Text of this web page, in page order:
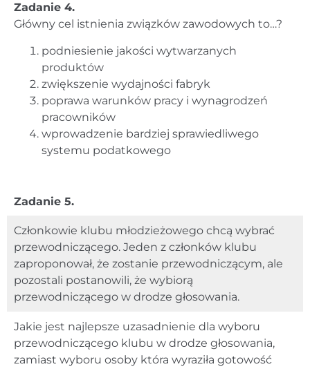
Zadanie 4.
Główny cel istnienia związków zawodowych to…?
podniesienie jakości wytwarzanych
produktów
zwiększenie wydajności fabryk
poprawa warunków pracy i wynagrodzeń
pracowników
wprowadzenie bardziej sprawiedliwego
systemu podatkowego
Zadanie 5.
Członkowie klubu młodzieżowego chcą wybrać
przewodniczącego. Jeden z członków klubu
zaproponował, że zostanie przewodniczącym, ale
pozostali postanowili, że wybiorą
przewodniczącego w drodze głosowania.
Jakie jest najlepsze uzasadnienie dla wyboru
przewodniczącego klubu w drodze głosowania,
zamiast wyboru osoby która wyraziła gotowość